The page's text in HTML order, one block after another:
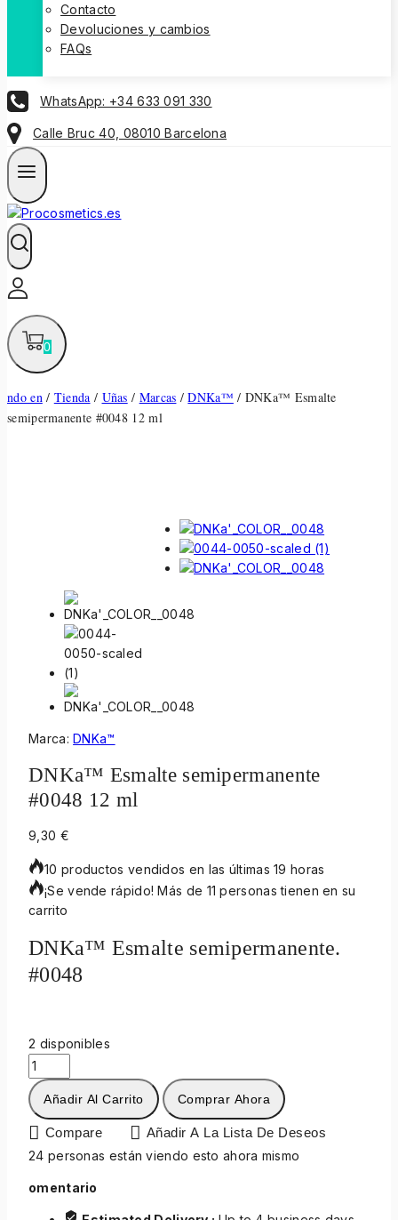
Contacto
Devoluciones y cambios
FAQs
WhatsApp: +34 633 091 330
Calle Bruc 40, 08010 Barcelona
0
ndo en / Tienda / Uñas / Marcas / DNKa™ / DNKa™ Esmalte
semipermanente #0048 12 ml
Marca:DNKa™
DNKa™ Esmalte semipermanente
#0048 12 ml
9,30 €
10 productos vendidos en las últimas 19 horas
¡Se vende rápido! Más de 11 personas tienen en su
carrito
DNKa™ Esmalte semipermanente.
#0048
2 disponibles
Añadir Al Carrito Comprar Ahora
Compare
Añadir A La Lista De Deseos
24 personas están viendo esto ahora mismo
omentario